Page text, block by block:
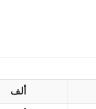
ألف